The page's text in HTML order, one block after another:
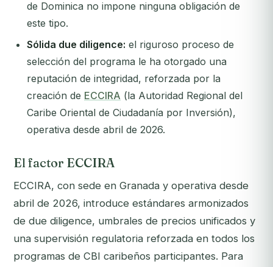
de Dominica no impone ninguna obligación de
este tipo.
Sólida due diligence: el riguroso proceso de
selección del programa le ha otorgado una
reputación de integridad, reforzada por la
creación de ECCIRA (la Autoridad Regional del
Caribe Oriental de Ciudadanía por Inversión),
operativa desde abril de 2026.
El factor ECCIRA
ECCIRA, con sede en Granada y operativa desde
abril de 2026, introduce estándares armonizados
de due diligence, umbrales de precios unificados y
una supervisión regulatoria reforzada en todos los
programas de CBI caribeños participantes. Para